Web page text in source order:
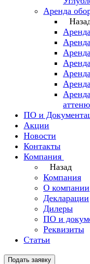
Аренда
ПО и
Акции
Новости
Контакты
Компания
Назад
Компания
О компании
Декларации
Дилеры
ПО и
Реквизиты
Статьи
Подать заявку